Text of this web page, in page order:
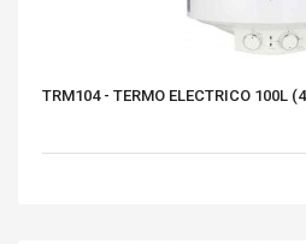
TRM104 - TERMO ELECTRICO 100L